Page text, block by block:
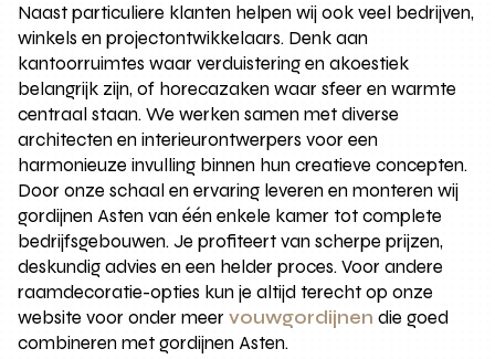
Naast particuliere klanten helpen wij ook veel bedrijven,
winkels en projectontwikkelaars. Denk aan
kantoorruimtes waar verduistering en akoestiek
belangrijk zijn, of horecazaken waar sfeer en warmte
centraal staan. We werken samen met diverse
architecten en interieurontwerpers voor een
harmonieuze invulling binnen hun creatieve concepten.
Door onze schaal en ervaring leveren en monteren wij
gordijnen Asten van één enkele kamer tot complete
bedrijfsgebouwen. Je profiteert van scherpe prijzen,
deskundig advies en een helder proces. Voor andere
raamdecoratie-opties kun je altijd terecht op onze
website voor onder meervouwgordijnen die goed
combineren met gordijnen Asten.